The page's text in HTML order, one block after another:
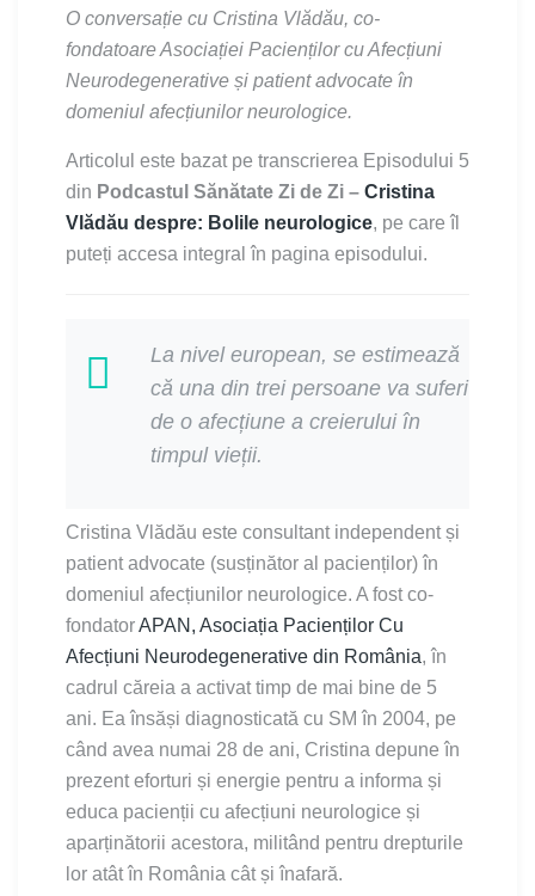
O conversație cu Cristina Vlădău, co-
fondatoare Asociației Pacienților cu Afecțiuni
Neurodegenerative și patient advocate în
domeniul afecțiunilor neurologice.
Articolul este bazat pe transcrierea Episodului 5
din Podcastul Sănătate Zi de Zi – Cristina
Vlădău despre: Bolile neurologice, pe care îl
puteți accesa integral în pagina episodului.
La nivel european, se estimează
că una din trei persoane va suferi
de o afecțiune a creierului în
timpul vieții.
Cristina Vlădău este consultant independent și
patient advocate (susținător al pacienților) în
domeniul afecțiunilor neurologice. A fost co-
fondatorAPAN, Asociația Pacienților Cu
Afecțiuni Neurodegenerative din România, în
cadrul căreia a activat timp de mai bine de 5
ani. Ea însăși diagnosticată cu SM în 2004, pe
când avea numai 28 de ani, Cristina depune în
prezent eforturi și energie pentru a informa și
educa pacienții cu afecțiuni neurologice și
aparținătorii acestora, militând pentru drepturile
lor atât în România cât și înafară.